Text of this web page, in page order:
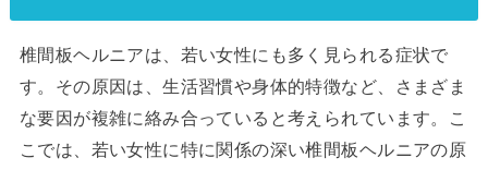
椎間板ヘルニアは、若い女性にも多く見られる症状で
す。その原因は、生活習慣や身体的特徴など、さまざま
な要因が複雑に絡み合っていると考えられています。こ
こでは、若い女性に特に関係の深い椎間板ヘルニアの原